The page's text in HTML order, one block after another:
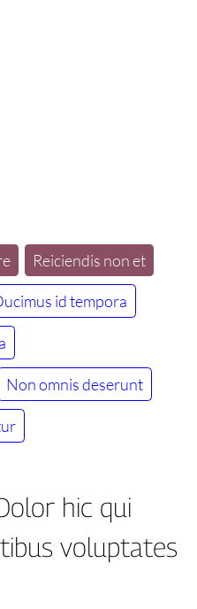
Reiciendis non et
id tempora
Non omnis deserunt
hic qui
voluptates